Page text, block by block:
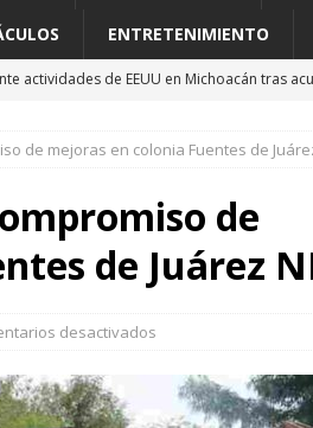
ENTRETENIMIENTO
actividades de EEUU en Michoacán tras
HISTORIA Y CURIOSIDADES
el abandono institucional: Waldo
Transformación’ para que llegue a NL un
de mejoras en colonia Fuentes de
de
de Juárez
desactivados